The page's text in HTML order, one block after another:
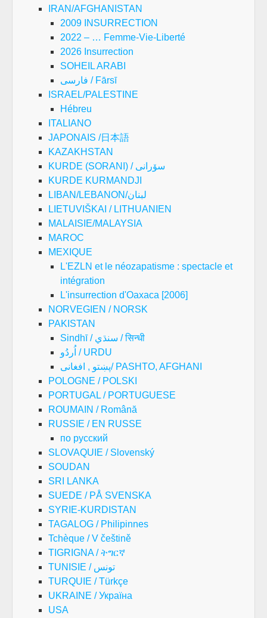
IRAN/AFGHANISTAN
2009 INSURRECTION
2022 – … Femme-Vie-Liberté
2026 Insurrection
SOHEIL ARABI
فارسی / Fārsī
ISRAEL/PALESTINE
Hébreu
ITALIANO
JAPONAIS /日本語
KAZAKHSTAN
KURDE (SORANI) / سۆرانی
KURDE KURMANDJI
LIBAN/LEBANON/لبنان
LIETUVIŠKAI / LITHUANIEN
MALAISIE/MALAYSIA
MAROC
MEXIQUE
L'EZLN et le néozapatisme : spectacle et
intégration
L'insurrection d'Oaxaca [2006]
NORVEGIEN / NORSK
PAKISTAN
Sindhī / سنڌي / सिन्धी
اُردُو / URDU
پښتو , افغانی/ PASHTO, AFGHANI
POLOGNE / POLSKI
PORTUGAL / PORTUGUESE
ROUMAIN / Română
RUSSIE / EN RUSSE
по русский
SLOVAQUIE / Slovenský
SOUDAN
SRI LANKA
SUEDE / PÅ SVENSKA
SYRIE-KURDISTAN
TAGALOG / Philipinnes
Tchèque / V češtině
TIGRIGNA / ትግርኛ
TUNISIE / تونس
TURQUIE / Türkçe
UKRAINE / Україна
USA